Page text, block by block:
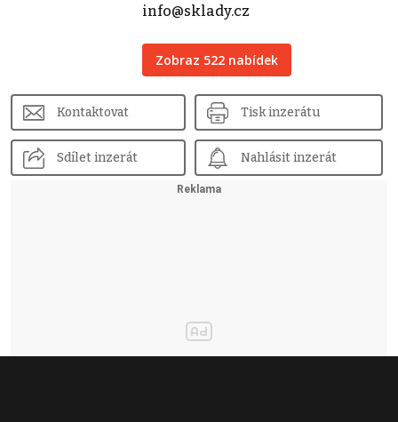
info@sklady.cz
Zobraz 522 nabídek
Kontaktovat Tisk inzerátu
Sdílet inzerát Nahlásit inzerát